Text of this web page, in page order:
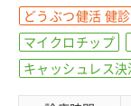
どうぶつ健活 健
マイクロチップ
キャッシュレス決